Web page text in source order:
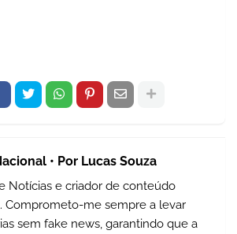
• Por Lucas Souza
Notícias e criador de conteúdo
Comprometo-me sempre a levar
sem fake news, garantindo que a